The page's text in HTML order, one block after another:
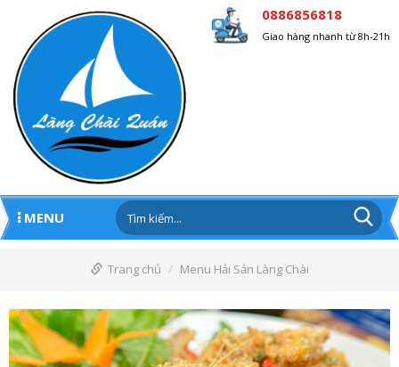
0886856818
Giao hàng nhanh từ 8h-21h
MENU
Trang chủ Menu Hải Sản Làng Chài